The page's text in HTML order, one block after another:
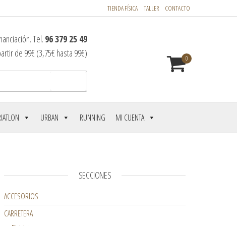
TIENDA FÍSICA TALLER CONTACTO
0
Tel. 96 379 25 49
de 99€ (3,75€ hasta 99€)
URBAN RUNNING MI CUENTA
SECCIONES
ACCESORIOS
CARRETERA